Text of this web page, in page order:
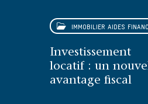
IMMOBILIER AIDES
Investissement
locatif : un
avantage fiscal